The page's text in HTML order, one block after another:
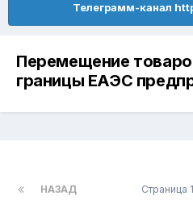
Телеграмм-канал
Перемещение
границы ЕАЭС
НАЗАД Страница